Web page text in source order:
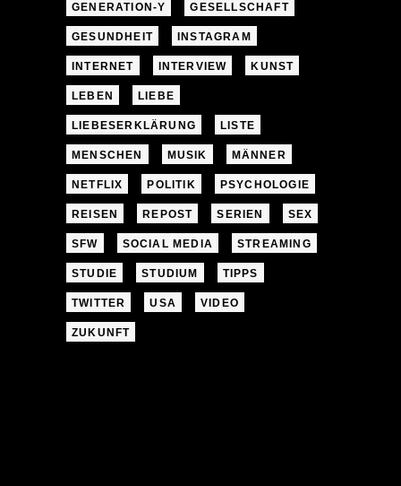
GENERATION-Y GESELLSCHAFT
GESUNDHEIT INSTAGRAM
INTERNET INTERVIEW KUNST
LEBEN LIEBE
LIEBESERKLÄRUNG LISTE
MENSCHEN MUSIK MÄNNER
NETFLIX POLITIK PSYCHOLOGIE
REISEN REPOST SERIEN SEX
SFW SOCIAL MEDIA STREAMING
STUDIE STUDIUM TIPPS
TWITTER USA VIDEO
ZUKUNFT